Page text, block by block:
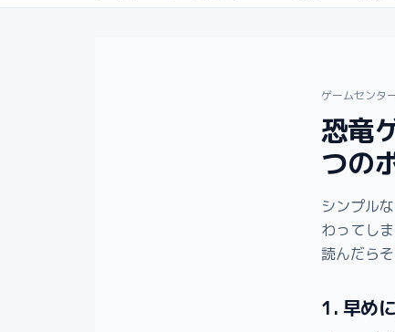
ゲームセンタ
恐竜
つの
シンプル
わってし
読んだら
1. 早め